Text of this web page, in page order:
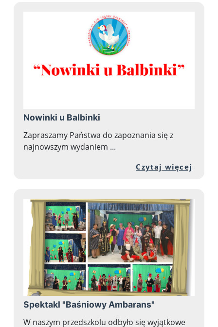
Nowinki u Balbinki
Zapraszamy Państwa do zapoznania się z
najnowszym wydaniem ...
Czytaj więcej
Spektakl "Baśniowy Ambarans"
W naszym przedszkolu odbyło się wyjątkowe